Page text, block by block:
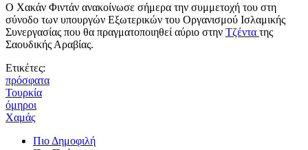
Ο Χακάν Φιντάν ανακοίνωσε σήμερα την συμμετοχή του στη
σύνοδο των υπουργών Εξωτερικών του Οργανισμού Ισλαμικής
Συνεργασίας που θα πραγματοποιηθεί αύριο στην Τζέντα της
Σαουδικής Αραβίας.
Ετικέτες:
πρόσφατα
Τουρκία
όμηροι
Χαμάς
Πιο Δημοφιλή